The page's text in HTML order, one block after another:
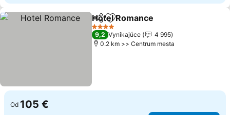
ZdieľaťPridať do obľúbených
Hotel Romance
4 Počet hviezdičiek
9,2 Vynikajúce
4 995
0.2 km >> Centrum mesta
Od 105 €